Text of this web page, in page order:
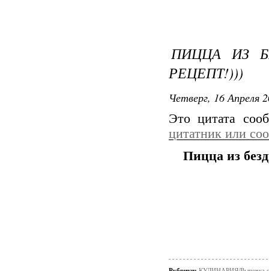
ПИЦЦА ИЗ
РЕЦЕПТ!)))
Четверг, 16 Апреля
Это цитата
цитатник или
Пицца из